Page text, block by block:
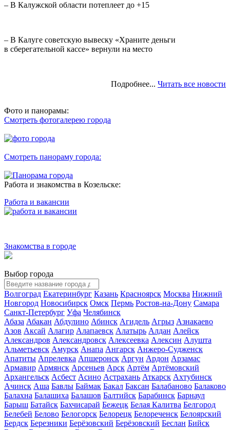
– В Калужской области потеплеет до +15
– В Калуге советскую вывеску «Храните деньги
в сберегательной кассе» вернули на место
Подробнее... Читать все новости
Фото и панорамы:
Смотреть фотогалерею города
Смотреть панораму города:
Работа и знакомства в Козельске:
Работа и вакансии
Знакомства в городе
Выбор города
Волгоград Екатеринбург Казань Красноярск Москва Нижний
Новгород Новосибирск Омск Пермь Ростов-на-Дону Самара
Санкт-Петербург Уфа Челябинск
Абаза Абакан Абдулино Абинск Агидель Агрыз Азнакаево
Азов Аксай Алагир Алапаевск Алатырь Алдан Алейск
Александров Александровск Алексеевка Алексин Алушта
Альметьевск Амурск Анапа Ангарск Анжеро-Судженск
Апатиты Апрелевка Апшеронск Аргун Ардон Арзамас
Армавир Армянск Арсеньев Арск Артём Артёмовский
Архангельск Асбест Асино Астрахань Аткарск Ахтубинск
Ачинск Аша Бавлы Баймак Бакал Баксан Балабаново Балаково
Балахна Балашиха Балашов Балтийск Барабинск Барнаул
Барыш Батайск Бахчисарай Бежецк Белая Калитва Белгород
Белебей Белово Белогорск Белорецк Белореченск Белоярский
Бердск Березники Берёзовский Берёзовский Беслан Бийск